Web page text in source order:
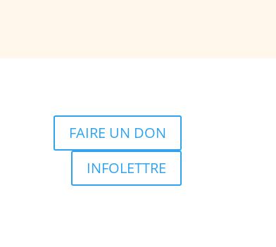
FAIRE UN DON
INFOLETTRE